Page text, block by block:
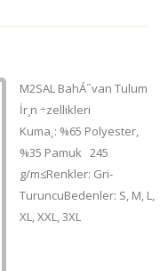
M2SAL BahÁ˝van Tulum
İr¸n ÷zellikleri
Kuma˛: %65 Polyester,
%35 Pamuk 245
g/m≤Renkler: Gri-
TuruncuBedenler: S, M, L,
XL, XXL, 3XL